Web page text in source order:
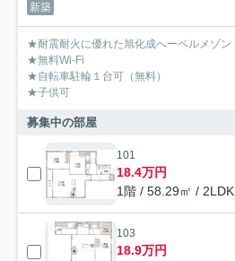
新築
★耐震耐火に優れた旭化成へーベルメゾン
★無料Wi-Fi
★自転車駐輪１台可（無料）
★子供可
募集中の部屋
101
18.4万円
1階 / 58.29㎡ / 2LDK
103
18.9万円